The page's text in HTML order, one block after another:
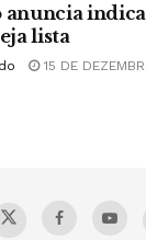
anuncia
lista
15 DE